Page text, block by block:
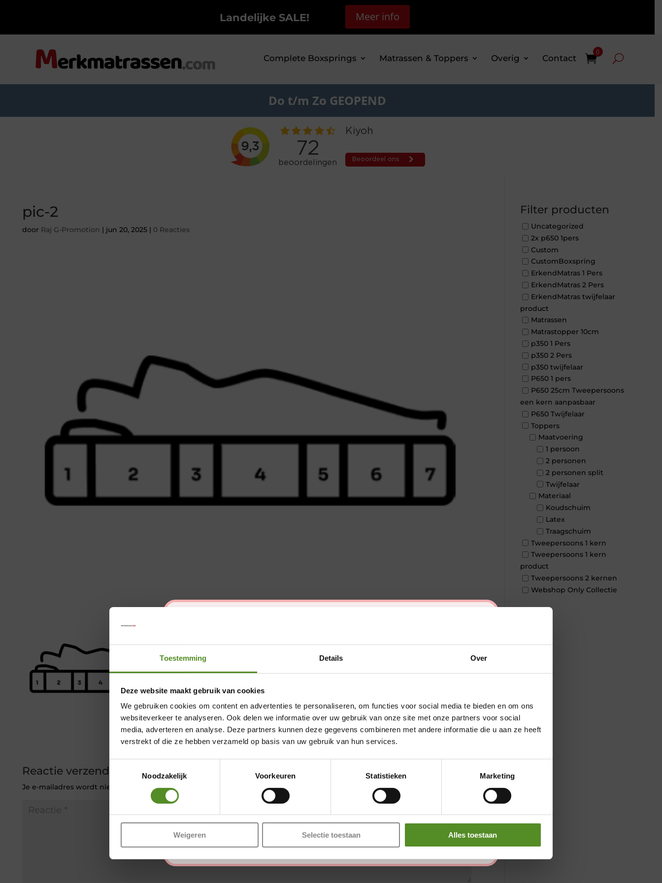
Toestemming Details Over
Deze website maakt gebruik van cookies
We gebruiken cookies om content en advertenties te personaliseren, om functies voor social media te bieden en om ons
websiteverkeer te analyseren. Ook delen we informatie over uw gebruik van onze site met onze partners voor social
media, adverteren en analyse. Deze partners kunnen deze gegevens combineren met andere informatie die u aan ze heeft
verstrekt of die ze hebben verzameld op basis van uw gebruik van hun services.
Noodzakelijk
Voorkeuren Statistieken Marketing
Weigeren Selectie toestaan Alles toestaan
Landelijke SALE! Meer info
Complete Boxsprings Matrassen & Toppers Overig Contact
0
Do t/m Zo GEOPEND
pic-2
door Raj G-Promotion | jun 20, 2025| 0 Reacties
Reactie verzenden
Je e-mailadres wordt niet gepubliceerd. Vereiste velden zijn gemarkeerd met
Filter producten
Uncategorized
2x p650 1pers
Custom
CustomBoxspring
ErkendMatras 1 Pers
ErkendMatras 2 Pers
ErkendMatras twijfelaar
product
Matrassen
Matrastopper 10cm
p350 1 Pers
p350 2 Pers
p350 twijfelaar
P650 1 pers
P650 25cm Tweepersoons
een kern aanpasbaar
P650 Twijfelaar
Toppers
Maatvoering
1 persoon
2 personen
2 personen split
Twijfelaar
Materiaal
Koudschuim
Latex
Traagschuim
Tweepersoons 1 kern
Tweepersoons 1 kern
product
Tweepersoons 2 kernen
Webshop Only Collectie
Showroom Breda
Donderdag 12:00 – 17:00
Vrijdag 12:00 – 17:00
Zaterdag 12:00 – 17:00
Zondag 12:00 – 17:00